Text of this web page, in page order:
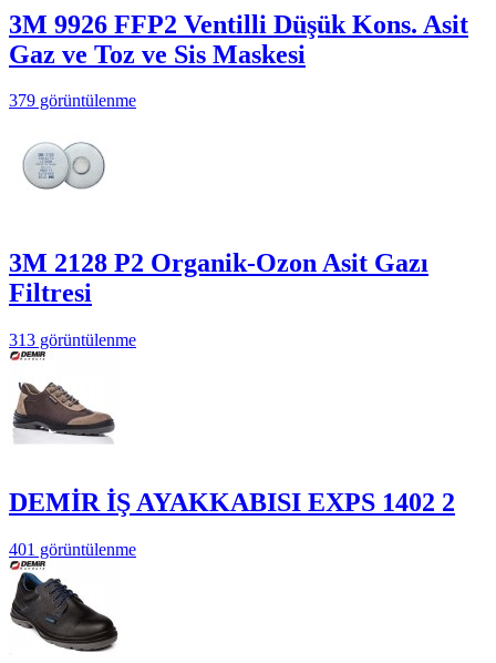
3M 9926 FFP2 Ventilli Düşük Kons. Asit
Gaz ve Toz ve Sis Maskesi
379 görüntülenme
3M 2128 P2 Organik-Ozon Asit Gazı
Filtresi
313 görüntülenme
DEMİR İŞ AYAKKABISI EXPS 1402 2
401 görüntülenme